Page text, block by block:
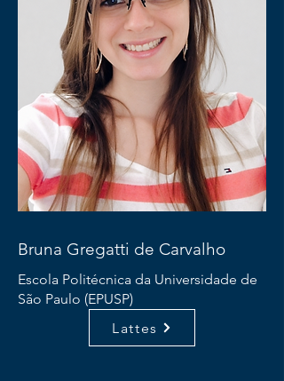
Bruna Gregatti de Carvalho
Escola Politécnica da Universidade de
São Paulo (EPUSP)
Lattes